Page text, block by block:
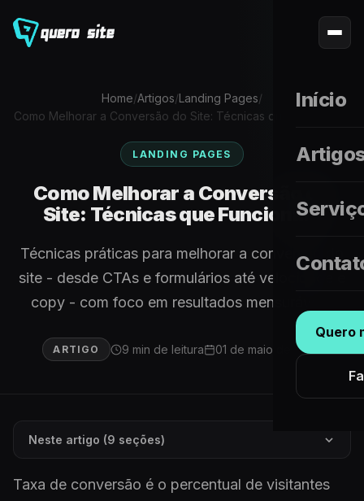
Início
Quero
Home/Artigos/Landing Pages/
Como Melhorar a Conversão do Site: Técnicas que Funcionam
LANDING PAGES
Como Melhorar a Conversão do
Site: Técnicas que Funcionam
Técnicas práticas para melhorar a conversão do
site - desde CTAs e formulários até velocidade e
copy - com foco em resultados mensuráveis.
ARTIGO 9 min de leitura 01 de maio de 2026
Neste artigo (9 seções)
Taxa de conversão é o percentual de visitantes